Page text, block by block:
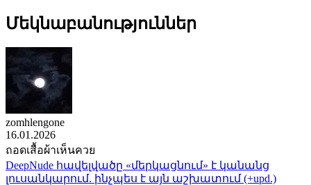
Մեկնաբանություններ
zomhlengone
16.01.2026
ถอดเสื้อผ้าเห็นควย
DeepNude հավելվածը «մերկացնում» է կանանց
լուսանկարում. ինչպես է այն աշխատում (+upd.)